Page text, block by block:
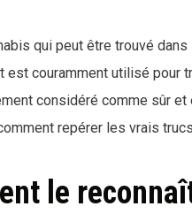
qui peut être trouvé
est couramment utilisé pour
considéré comme sûr
repérer les vrais
le